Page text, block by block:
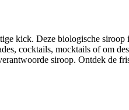
kick. Deze biologische
cocktails, mocktails of om
siroop. Ontdek de